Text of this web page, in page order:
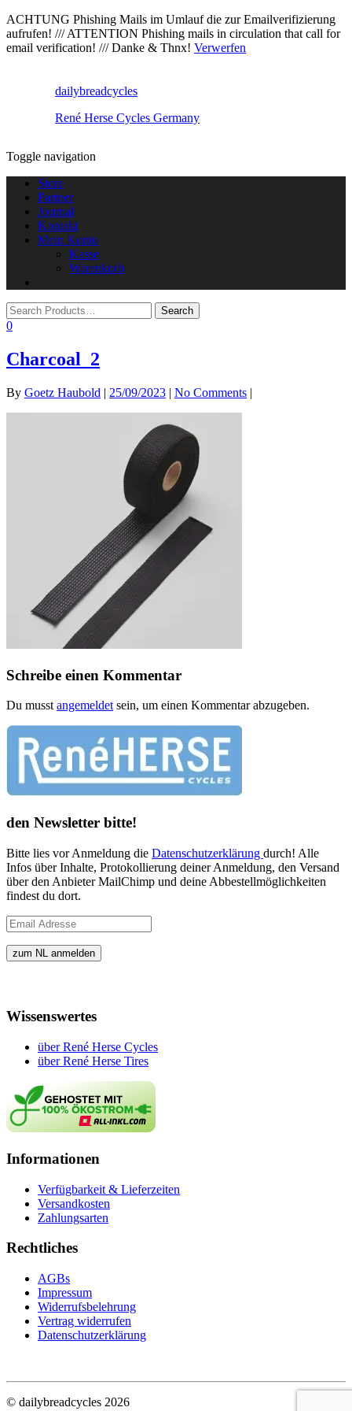
ACHTUNG Phishing Mails im Umlauf die zur Emailverifizierung
aufrufen! /// ATTENTION Phishing mails in circulation that call for
email verification! /// Danke & Thnx! Verwerfen
dailybreadcycles
René Herse Cycles Germany
Toggle navigation
Store
Partner
Journal
Kontakt
Mein Konto
Kasse
Warenkorb
0
Charcoal_2
By Goetz Haubold | 25/09/2023 | No Comments |
Schreibe einen Kommentar
Du musst angemeldet sein, um einen Kommentar abzugeben.
den Newsletter bitte!
Bitte lies vor Anmeldung die Datenschutzerklärung durch! Alle
Infos über Inhalte, Protokollierung deiner Anmeldung, den Versand
über den Anbieter MailChimp und deine Abbestellmöglichkeiten
findest du dort.
Wissenswertes
über René Herse Cycles
über René Herse Tires
Informationen
Verfügbarkeit & Lieferzeiten
Versandkosten
Zahlungsarten
Rechtliches
AGBs
Impressum
Widerrufsbelehrung
Vertrag widerrufen
Datenschutzerklärung
© dailybreadcycles 2026